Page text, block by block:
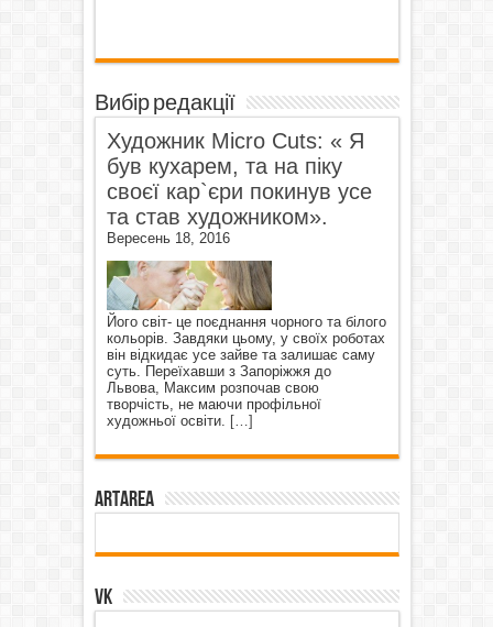
Вибір редакції
Художник Micro Cuts: « Я
був кухарем, та на піку
своєї кар`єри покинув усе
та став художником».
Вересень 18, 2016
Його світ- це поєднання чорного та білого
кольорів. Завдяки цьому, у своїх роботах
він відкидає усе зайве та залишає саму
суть. Переїхавши з Запоріжжя до
Львова, Максим розпочав свою
творчість, не маючи профільної
художньої освіти. […]
ArtArea
VK